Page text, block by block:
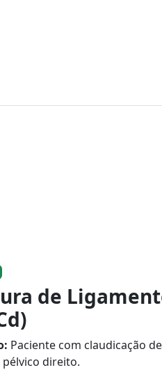
de
Paciente com claudicação
direito.